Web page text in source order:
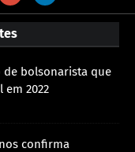
de bolsonarista que
2022
confirma